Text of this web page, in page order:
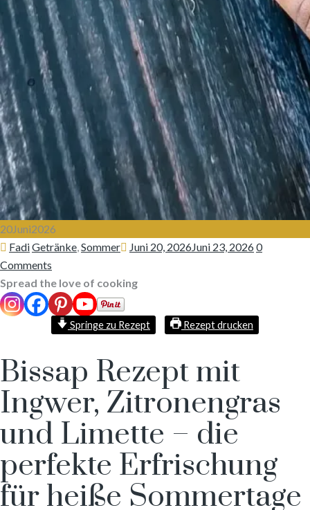
20Juni2026
Author
FadiCategories
Getränke,Sommer
Posted
Juni 20, 2026Juni 23, 20260
Comments
Spread the love of cooking
Springe zu Rezept Rezept drucken
Bissap Rezept mit
Ingwer, Zitronengras
und Limette – die
perfekte Erfrischung
für heiße Sommertage